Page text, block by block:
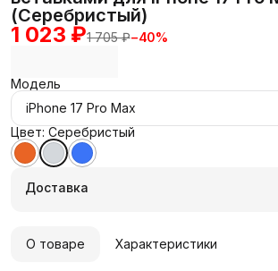
(Серебристый)
1 023 ₽1 705 ₽−40%
Модель
iPhone 17 Pro Max
Цвет: Серебристый
Доставка
О товаре Характеристики